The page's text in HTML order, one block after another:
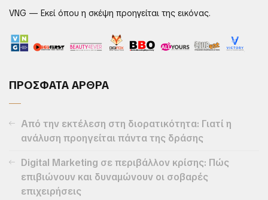
VNG — Εκεί όπου η σκέψη προηγείται της εικόνας.
ΠΡΟΣΦΑΤΑ ΑΡΘΡΑ
Από την εκτέλεση στη διορατικότητα: Γιατί η
ανάλυση προηγείται πάντα της δράσης
Digital Marketing σε περιβάλλον κρίσης: Πώς
επιβιώνουν και δυναμώνουν οι σοβαρές
επιχειρήσεις